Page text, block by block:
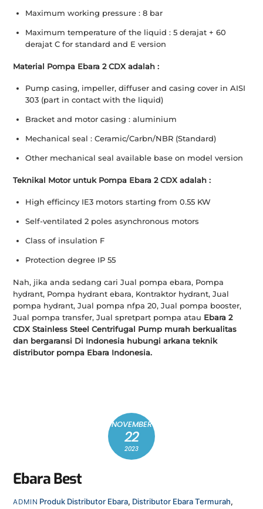
Maximum working pressure : 8 bar
Maximum temperature of the liquid : 5 derajat + 60
derajat C for standard and E version
Material Pompa Ebara 2 CDX adalah :
Pump casing, impeller, diffuser and casing cover in AISI
303 (part in contact with the liquid)
Bracket and motor casing : aluminium
Mechanical seal : Ceramic/Carbn/NBR (Standard)
Other mechanical seal available base on model version
Teknikal Motor untuk Pompa Ebara 2 CDX adalah :
High efficincy IE3 motors starting from 0.55 KW
Self-ventilated 2 poles asynchronous motors
Class of insulation F
Protection degree IP 55
Nah, jika anda sedang cari Jual pompa ebara, Pompa
hydrant, Pompa hydrant ebara, Kontraktor hydrant, Jual
pompa hydrant, Jual pompa nfpa 20, Jual pompa booster,
Jual pompa transfer, Jual spretpart pompa atau Ebara 2
CDX Stainless Steel Centrifugal Pump murah berkualitas
dan bergaransi Di Indonesia hubungi arkana teknik
distributor pompa Ebara Indonesia.
NOVEMBER
22
2023
Ebara Best
ADMIN Produk Distributor Ebara, Distributor Ebara Termurah,